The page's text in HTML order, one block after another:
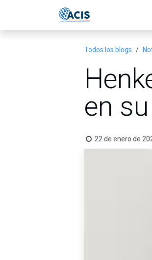
Todos los blogs
en
22 de enero de